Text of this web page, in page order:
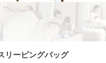
リーピングバッグ